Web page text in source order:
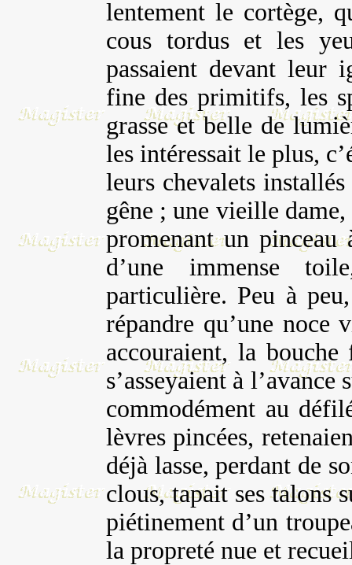
lentement le cortège,
cous tordus et les
passaient devant leur
fine des primitifs, les
grasse et belle de
les intéressait le plus,
leurs chevalets
gêne ; une vieille
promenant un
d’une immense
particulière. Peu à
répandre qu’une
accouraient, la
s’asseyaient à l’avance
commodément au
lèvres pincées,
déjà lasse, perdant de
clous, tapait ses talons
piétinement d’un
la propreté nue et